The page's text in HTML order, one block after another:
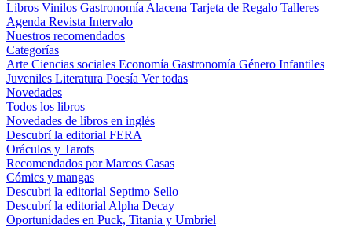
Libros Vinilos Gastronomía Alacena Tarjeta de Regalo Talleres
Agenda Revista Intervalo
Nuestros recomendados
Categorías
Arte Ciencias sociales Economía Gastronomía Género Infantiles
Juveniles Literatura Poesía Ver todas
Novedades
Todos los libros
Novedades de libros en inglés
Descubrí la editorial FERA
Oráculos y Tarots
Recomendados por Marcos Casas
Cómics y mangas
Descubri la editorial Septimo Sello
Descubrí la editorial Alpha Decay
Oportunidades en Puck, Titania y Umbriel